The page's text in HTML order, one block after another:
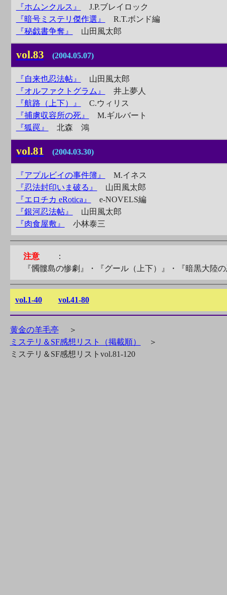
『ホムンクルス』
J.P.ブレイロック
『暗号ミステリ傑作選』
R.T.ボンド編
『秘戯書争奪』
山田風太郎
vol.83 (2004.05.07)
『自来也忍法帖』
山田風太郎
『オルファクトグラム』
井上夢人
『航路（上下）』
C.ウィリス
『捕虜収容所の死』
M.ギルバート
『狐罠』
北森 鴻
vol.81 (2004.03.30)
『アプルビイの事件簿』
M.イネス
『忍法封印いま破る』
山田風太郎
『エロチカ eRotica』
e-NOVELS編
『銀河忍法帖』
山田風太郎
『肉食屋敷』
小林泰三
注意
：
『髑髏島の惨劇』・『グール（上下）』・『暗黒大陸
vol.1-40 vol.41-80
黄金の羊毛亭 ＞
ミステリ＆SF感想リスト（掲載順）
＞
ミステリ＆SF感想リストvol.81-120